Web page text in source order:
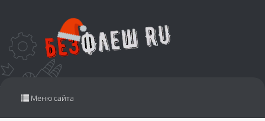
Переключить
Меню сайта